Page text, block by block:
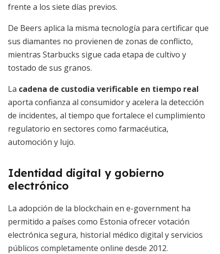
frente a los siete días previos.
De Beers aplica la misma tecnología para certificar que
sus diamantes no provienen de zonas de conflicto,
mientras Starbucks sigue cada etapa de cultivo y
tostado de sus granos.
La cadena de custodia verificable en tiempo real
aporta confianza al consumidor y acelera la detección
de incidentes, al tiempo que fortalece el cumplimiento
regulatorio en sectores como farmacéutica,
automoción y lujo.
Identidad digital y gobierno
electrónico
La adopción de la blockchain en e-government ha
permitido a países como Estonia ofrecer votación
electrónica segura, historial médico digital y servicios
públicos completamente online desde 2012.